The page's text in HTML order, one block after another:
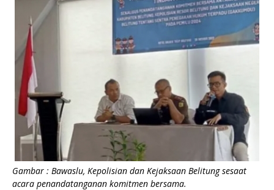
Gambar : Bawaslu, Kepolisian dan Kejaksaan Belitung sesaat
acara penandatanganan komitmen bersama.